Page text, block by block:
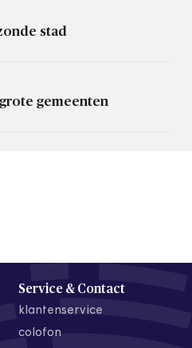
stad
gemeenten
Service & Contact
klantenservice
colofon